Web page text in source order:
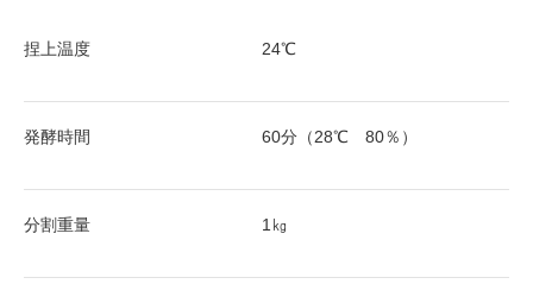
捏上温度 24℃
発酵時間 60分（28℃ 80％）
分割重量 1㎏